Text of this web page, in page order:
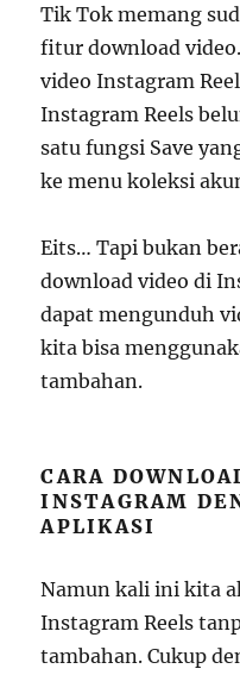
Tik Tok memang
fitur download
video Instagram
Instagram Reels
satu fungsi Save
ke menu koleksi
Eits… Tapi bukan
download video di
dapat mengunduh
kita bisa
tambahan.
CARA
INSTAGRAM
APLIKASI
Namun kali ini kita
Instagram Reels
tambahan. Cukup